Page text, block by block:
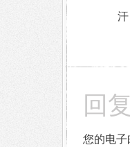
回复
您的电子